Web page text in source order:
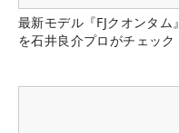
最新モデル『FJクオンタム』
を石井良介プロがチェック